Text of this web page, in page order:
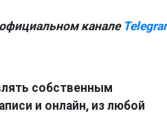
канале
собственным
и онлайн, из любой